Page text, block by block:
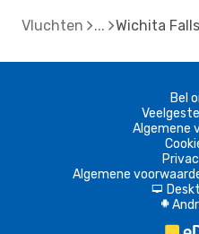
Vluchten Wichita Falls
Bel
Algemene
Algemene
d
A